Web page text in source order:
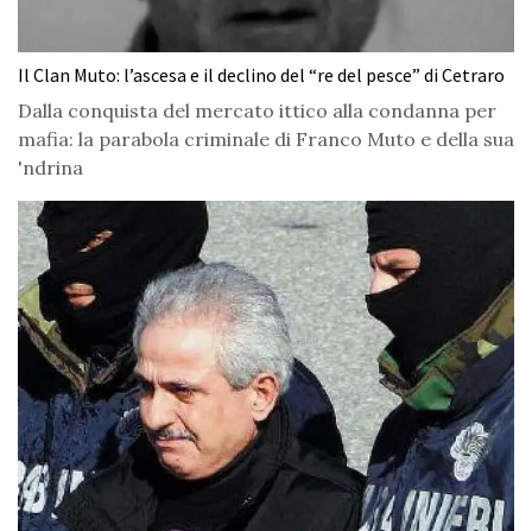
Il Clan Muto: l’ascesa e il declino del “re del pesce” di Cetraro
Dalla conquista del mercato ittico alla condanna per
mafia: la parabola criminale di Franco Muto e della sua
'ndrina